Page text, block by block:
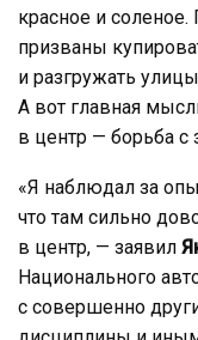
красное и
призваны
и разгружать
А вот главная
в центр — борьба с
«Я наблюдал за
что там сильно
в центр, — заявил
Национального
с совершенно